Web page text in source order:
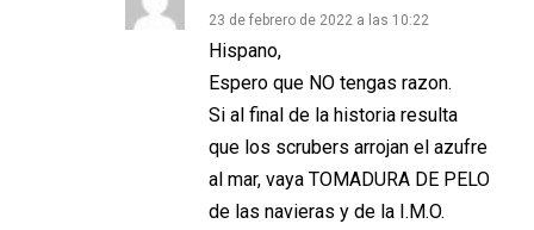
23 de febrero de 2022 a las 10:22
Hispano,
Espero que NO tengas razon.
Si al final de la historia resulta
que los scrubers arrojan el azufre
al mar, vaya TOMADURA DE PELO
de las navieras y de la I.M.O.